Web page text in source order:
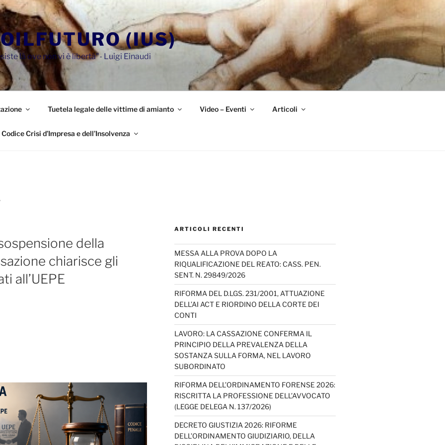
(IUS)
là ove non vi è libertà"- Luigi Einaudi
Tuetela legale delle vittime di amianto Video – Eventi Articoli
Codice Crisi d’Impresa e dell’Insolvenza
della
chiarisce gli
all’UEPE
ARTICOLI RECENTI
MESSA ALLA PROVA DOPO LA
RIQUALIFICAZIONE DEL REATO: CASS. PEN.
SENT. N. 29849/2026
RIFORMA DEL D.LGS. 231/2001, ATTUAZIONE
DELL’AI ACT E RIORDINO DELLA CORTE DEI
CONTI
LAVORO: LA CASSAZIONE CONFERMA IL
PRINCIPIO DELLA PREVALENZA DELLA
SOSTANZA SULLA FORMA, NEL LAVORO
SUBORDINATO
RIFORMA DELL’ORDINAMENTO FORENSE 2026:
RISCRITTA LA PROFESSIONE DELL’AVVOCATO
(LEGGE DELEGA N. 137/2026)
DECRETO GIUSTIZIA 2026: RIFORME
DELL’ORDINAMENTO GIUDIZIARIO, DELLA